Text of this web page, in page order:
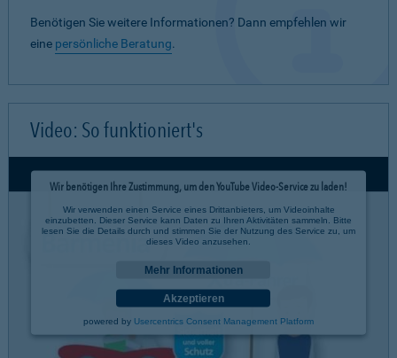
Benötigen Sie weitere Informationen? Dann empfehlen wir
eine persönliche Beratung.
Video: So funktioniert's
Wir benötigen Ihre Zustimmung, um den YouTube Video-Service zu laden!
Wir verwenden einen Service eines Drittanbieters, um Videoinhalte
einzubetten. Dieser Service kann Daten zu Ihren Aktivitäten sammeln. Bitte
lesen Sie die Details durch und stimmen Sie der Nutzung des Service zu, um
dieses Video anzusehen.
Mehr Informationen
Akzeptieren
powered by Usercentrics Consent Management Platform